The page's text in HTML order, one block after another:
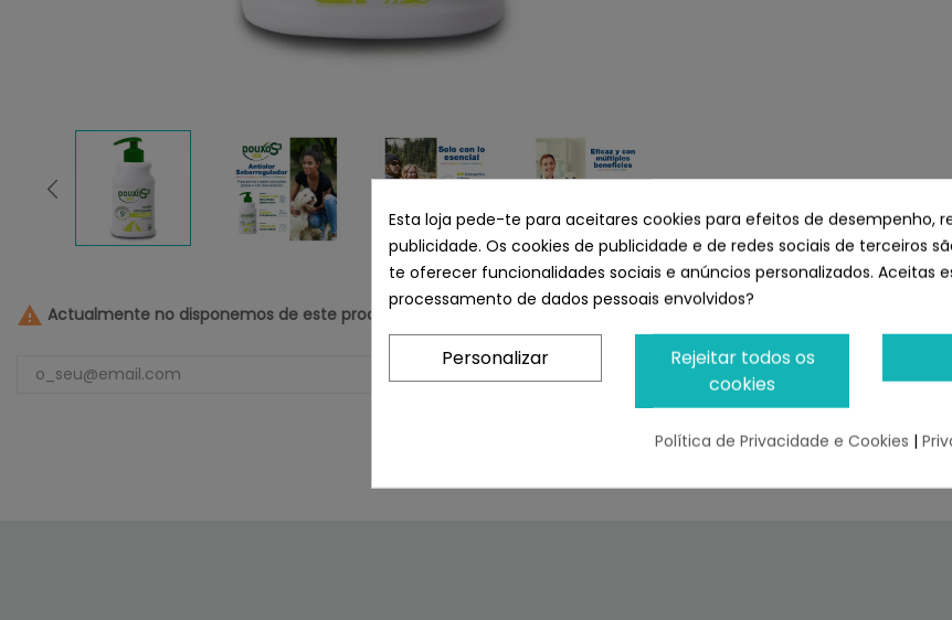
 Actualmente no disponemos de este producto
Indicanos tu email y te notificaremos cuando este
Notificarme
Esta loja pede-te para aceitares cookies para efeitos de desempenho,
publicidade. Os cookies de publicidade e de redes sociais de terceiros
te oferecer funcionalidades sociais e anúncios personalizados. Aceitas
processamento de dados pessoais envolvidos?
Rejeitar todos os
cookies
Personalizar
Política de Privacidade e Cookies |